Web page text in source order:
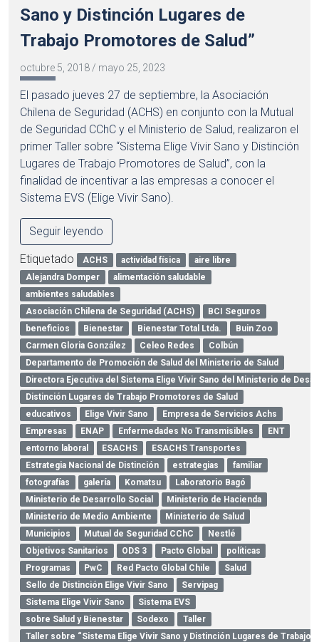
Sano y Distinción Lugares de
Trabajo Promotores de Salud”
octubre 5, 2018 / mayo 25, 2023
El pasado jueves 27 de septiembre, la Asociación
Chilena de Seguridad (ACHS) en conjunto con la Mutual
de Seguridad CChC y el Ministerio de Salud, realizaron el
primer Taller sobre “Sistema Elige Vivir Sano y Distinción
Lugares de Trabajo Promotores de Salud”, con la
finalidad de incentivar a las empresas a conocer el
Sistema EVS (Elige Vivir Sano).
Seguir leyendo
Etiquetado ACHS actividad física
aire libre
Alejandra Domper
alimentación saludable
ambientes saludables
Asociación Chilena de Seguridad (ACHS)
BCI Seguros
beneficios
Bienestar Bienestar Total Ltda.
Buin Zoo
Carmen Gloria González
Celeo Redes
Colbún
Departamento de Promoción de Salud del Ministerio de Salud
Directora Ejecutiva del Sistema Elige Vivir Sano del Ministerio de
Distinción Lugares de Trabajo Promotores de Salud
educativos
Elige Vivir Sano
Empresa de Servicios Achs
Empresas
ENAP Enfermedades No Transmisibles
ENT
entorno laboral
ESACHS
ESACHS Transportes
Estrategia Nacional de Distinción
estrategias
familiar
fotografías
galería Komatsu
Laboratorio Bagó
Ministerio de Desarrollo Social
Ministerio de Hacienda
Ministerio de Medio Ambiente
Ministerio de Salud
Municipios
Mutual de Seguridad CChC
Nestlé
Objetivos Sanitarios
ODS 3 Pacto Global
políticas
Programas
PwC Red Pacto Global Chile
Salud
Sello de Distinción Elige Vivir Sano
Servipag
Sistema Elige Vivir Sano
Sistema EVS
sobre Salud y Bienestar
Sodexo
Taller
Taller sobre “Sistema Elige Vivir Sano y Distinción Lugares de Trabajo